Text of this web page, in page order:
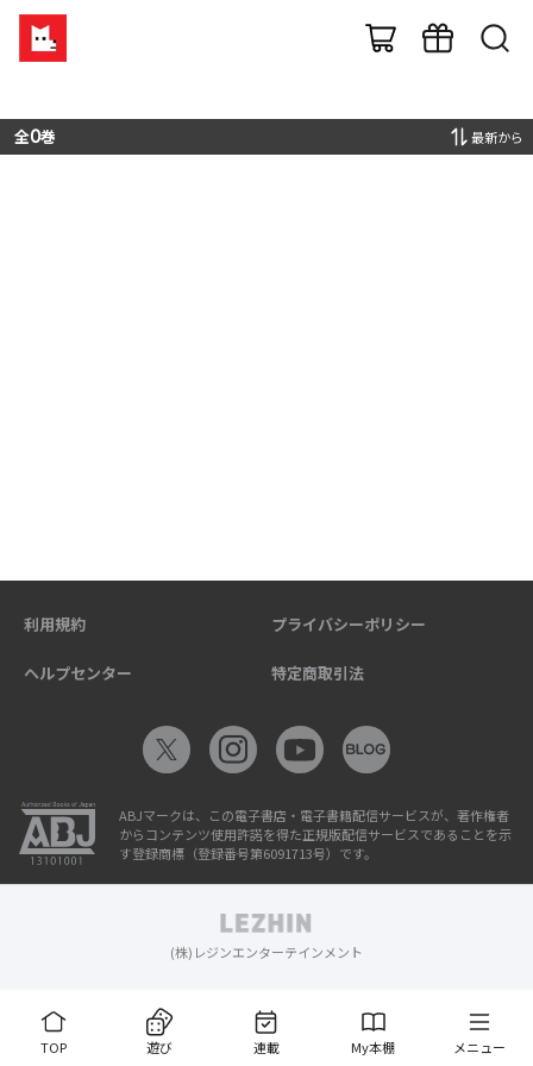
全0巻 最新から
TOP 遊び 連載 My本棚 メニュー
利用規約 プライバシーポリシー
ヘルプセンター 特定商取引法
ABJマークは、この電子書店・電子書籍配信サービスが、著作権者
からコンテンツ使用許諾を得た正規版配信サービスであることを示
す登録商標（登録番号第6091713号）です。
(株)レジンエンターテインメント